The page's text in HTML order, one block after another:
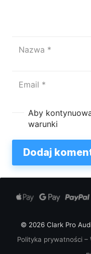
Aby
warunki
Dodaj
© 2026 Clark Pro
Polityka prywatności –